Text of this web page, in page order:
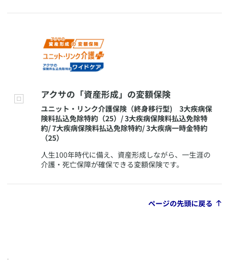
​アクサの「資産形成」の変額保険
​ユニット・リンク介護保険（終身移行型) 3大疾病保
険料払込免除特約（25）/ 3大疾病保険料払込免除特
約/ 7大疾病保険料払込免除特約/ 3大疾病一時金特約
（25）
​人生100年時代に備え、資産形成しながら、一生涯の
介護・死亡保障が確保できる変額保険です。
ページの先頭に戻る